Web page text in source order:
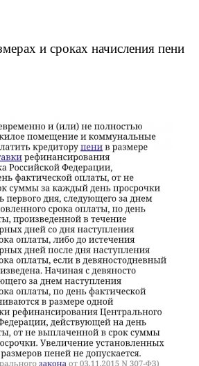
и сроках начисления пени